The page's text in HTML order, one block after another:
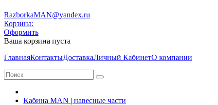
RazborkaMAN@yandex.ru
Корзина:
Оформить
Ваша корзина пуста
ГлавнаяКонтактыДоставкаЛичный КабинетО компании
Кабина MAN | навесные части